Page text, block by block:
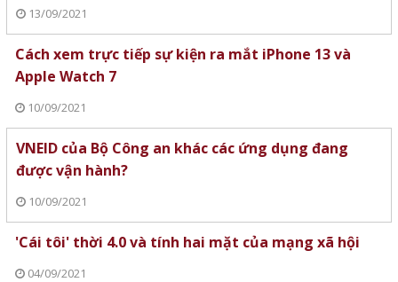
13/09/2021
Cách xem trực tiếp sự kiện ra mắt iPhone 13 và
Apple Watch 7
10/09/2021
VNEID của Bộ Công an khác các ứng dụng đang
được vận hành?
10/09/2021
'Cái tôi' thời 4.0 và tính hai mặt của mạng xã hội
04/09/2021